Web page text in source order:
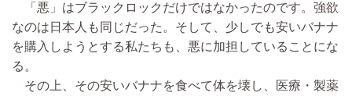
「悪」はブラックロックだけではなかったのです。強欲
なのは日本人も同じだった。そして、少しでも安いバナナ
を購入しようとする私たちも、悪に加担していることにな
る。
その上、その安いバナナを食べて体を壊し、医療・製薬